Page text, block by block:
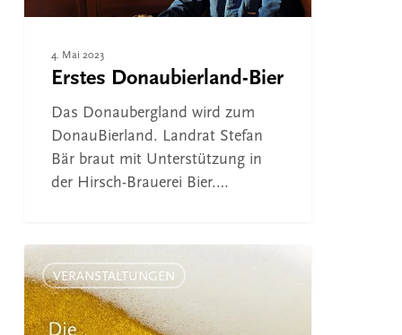
4. Mai 2023
Erstes Donaubierland-Bier
Das Donaubergland wird zum
DonauBierland. Landrat Stefan
Bär braut mit Unterstützung in
der Hirsch-Brauerei Bier.…
Bier-
Abend
mit
Menü
VERANSTALTUNGEN